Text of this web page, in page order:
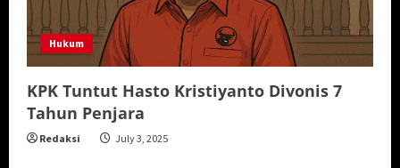
Hukum
KPK Tuntut Hasto Kristiyanto Divonis 7
Tahun Penjara
Redaksi July 3, 2025